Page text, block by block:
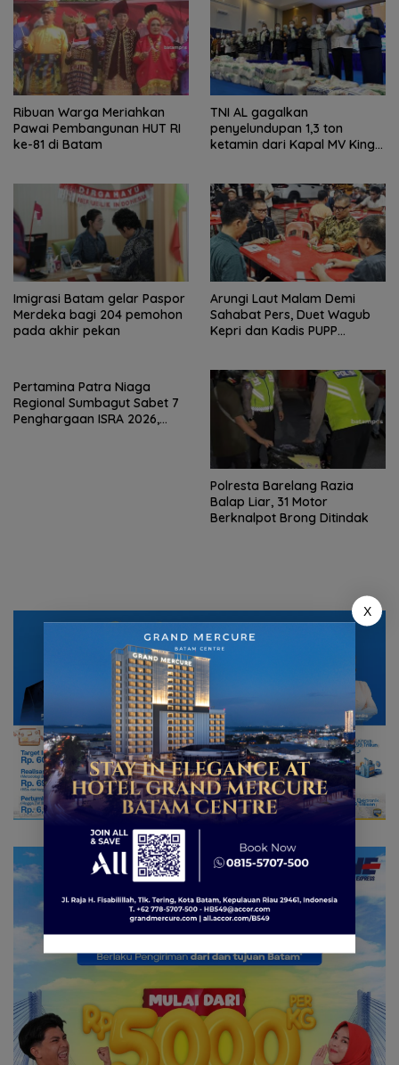
Ribuan Warga Meriahkan
Pawai Pembangunan HUT RI
ke-81 di Batam
TNI AL gagalkan
penyelundupan 1,3 ton
ketamin dari Kapal MV King
Imigrasi Batam gelar Paspor
Merdeka bagi 204 pemohon
pada akhir pekan
Arungi Laut Malam Demi
Sahabat Pers, Duet Wagub
Kepri dan Kadis PUPP
Pertamina Patra Niaga
Regional Sumbagut Sabet 7
Penghargaan ISRA 2026,
Polresta Barelang Razia
Balap Liar, 31 Motor
Berknalpot Brong Ditindak
X